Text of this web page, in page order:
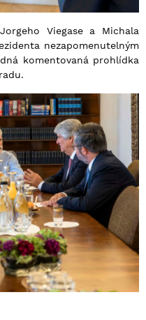
Viegase a Michala
nezapomenutelným
komentovaná prohlídka